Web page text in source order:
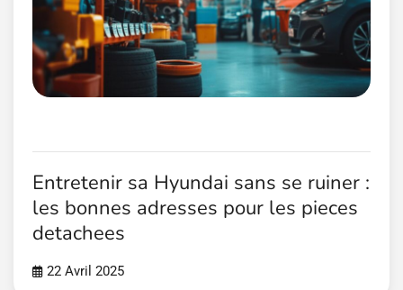
Entretenir sa Hyundai sans se ruiner :
les bonnes adresses pour les pieces
detachees
22 Avril 2025